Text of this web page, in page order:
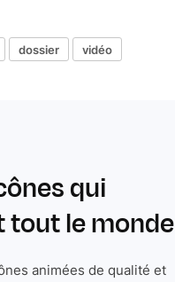
dossier vidéo
qui
le monde
animées de qualité et